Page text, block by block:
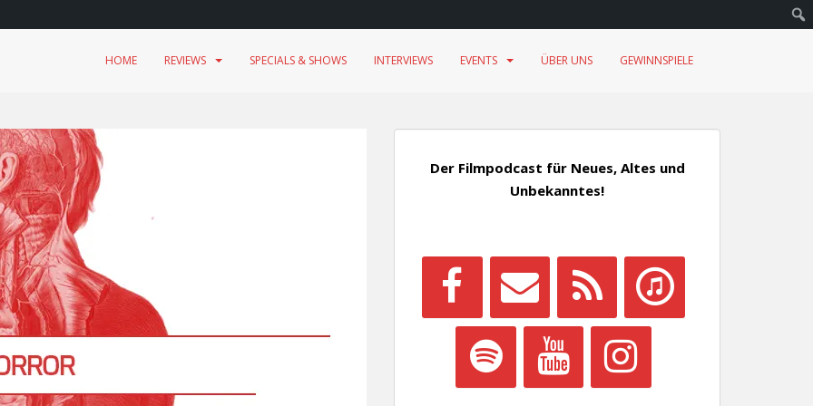
HOME REVIEWS SPECIALS & SHOWS INTERVIEWS EVENTS ÜBER UNS GEWINNSPIELE
Der Filmpodcast für Neues, Altes und
Unbekanntes!